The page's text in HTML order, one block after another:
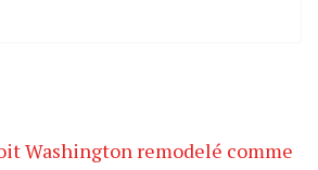
Washington remodelé comme